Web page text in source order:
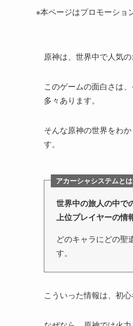
※本ページはプロモーショ
原神は、世界中で人気
このゲームの面白さは
多々あります。
そんな原神の世界をわ
す。
アカーシャシステムとは
世界中の旅人の中で
上位プレイヤーの情
どのキャラにどの聖
す。
こういった情報は、初